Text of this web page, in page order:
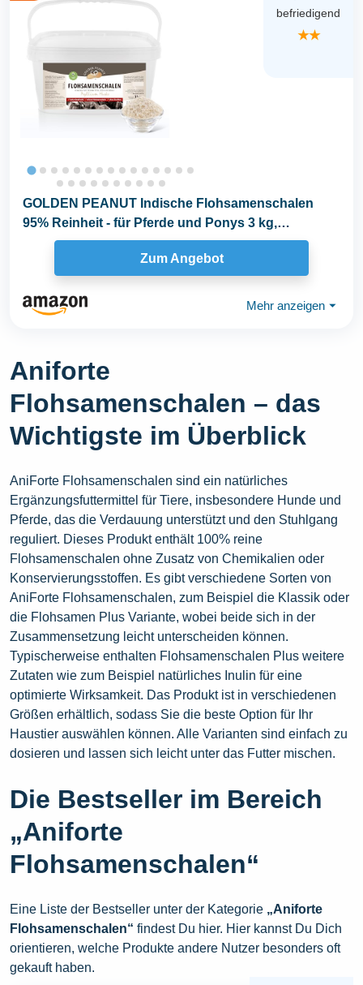
befriedigend
★★
GOLDEN PEANUT Indische Flohsamenschalen
95% Reinheit - für Pferde und Ponys 3 kg,
Darmsanierung...
Zum Angebot
Mehr anzeigen ⏷
Aniforte
Flohsamenschalen – das
Wichtigste im Überblick
AniForte Flohsamenschalen sind ein natürliches
Ergänzungsfuttermittel für Tiere, insbesondere Hunde und
Pferde, das die Verdauung unterstützt und den Stuhlgang
reguliert. Dieses Produkt enthält 100% reine
Flohsamenschalen ohne Zusatz von Chemikalien oder
Konservierungsstoffen. Es gibt verschiedene Sorten von
AniForte Flohsamenschalen, zum Beispiel die Klassik oder
die Flohsamen Plus Variante, wobei beide sich in der
Zusammensetzung leicht unterscheiden können.
Typischerweise enthalten Flohsamenschalen Plus weitere
Zutaten wie zum Beispiel natürliches Inulin für eine
optimierte Wirksamkeit. Das Produkt ist in verschiedenen
Größen erhältlich, sodass Sie die beste Option für Ihr
Haustier auswählen können. Alle Varianten sind einfach zu
dosieren und lassen sich leicht unter das Futter mischen.
Die Bestseller im Bereich
„Aniforte
Flohsamenschalen“
Eine Liste der Bestseller unter der Kategorie „Aniforte
Flohsamenschalen“ findest Du hier. Hier kannst Du Dich
orientieren, welche Produkte andere Nutzer besonders oft
gekauft haben.